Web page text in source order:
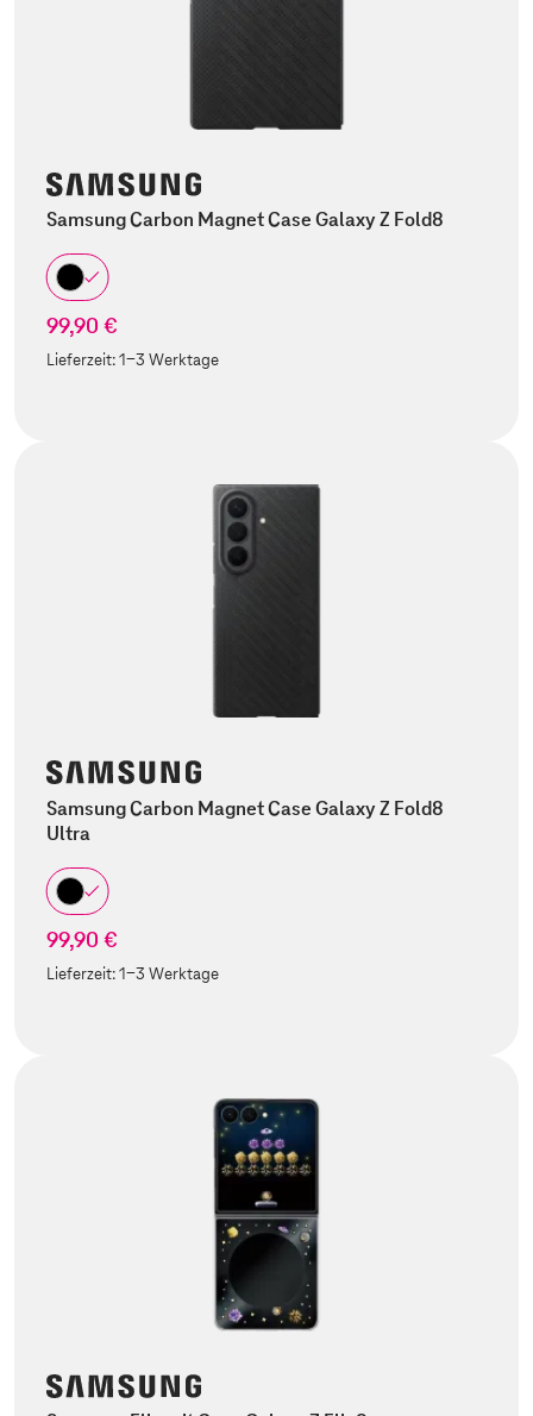
Samsung Carbon Magnet Case Galaxy Z Fold8
99,90 €
Lieferzeit:1-3 Werktage
Samsung Carbon Magnet Case Galaxy Z Fold8
Ultra
99,90 €
Lieferzeit:1-3 Werktage